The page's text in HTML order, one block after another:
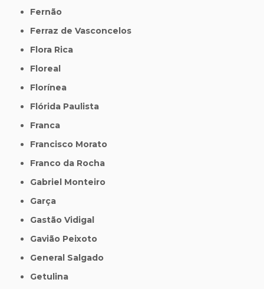
Fernão
Ferraz de Vasconcelos
Flora Rica
Floreal
Florínea
Flórida Paulista
Franca
Francisco Morato
Franco da Rocha
Gabriel Monteiro
Garça
Gastão Vidigal
Gavião Peixoto
General Salgado
Getulina